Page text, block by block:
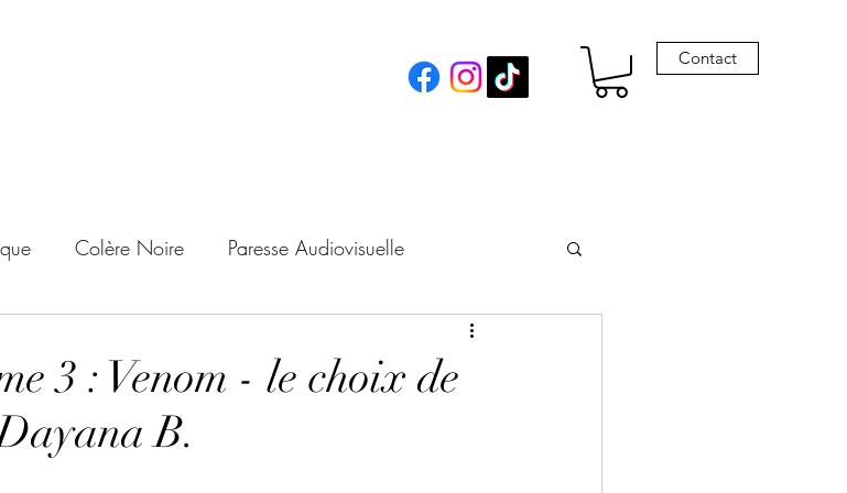
Contact
Colère Noire Paresse Audiovisuelle
Archives Temporelles
3 : Venom - le choix de
B.